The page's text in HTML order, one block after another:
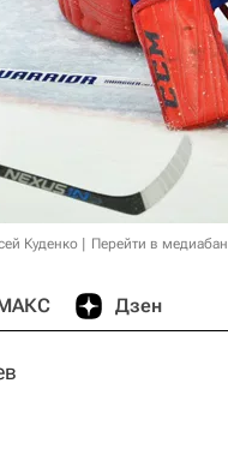
Куденко Перейти в
Дзен